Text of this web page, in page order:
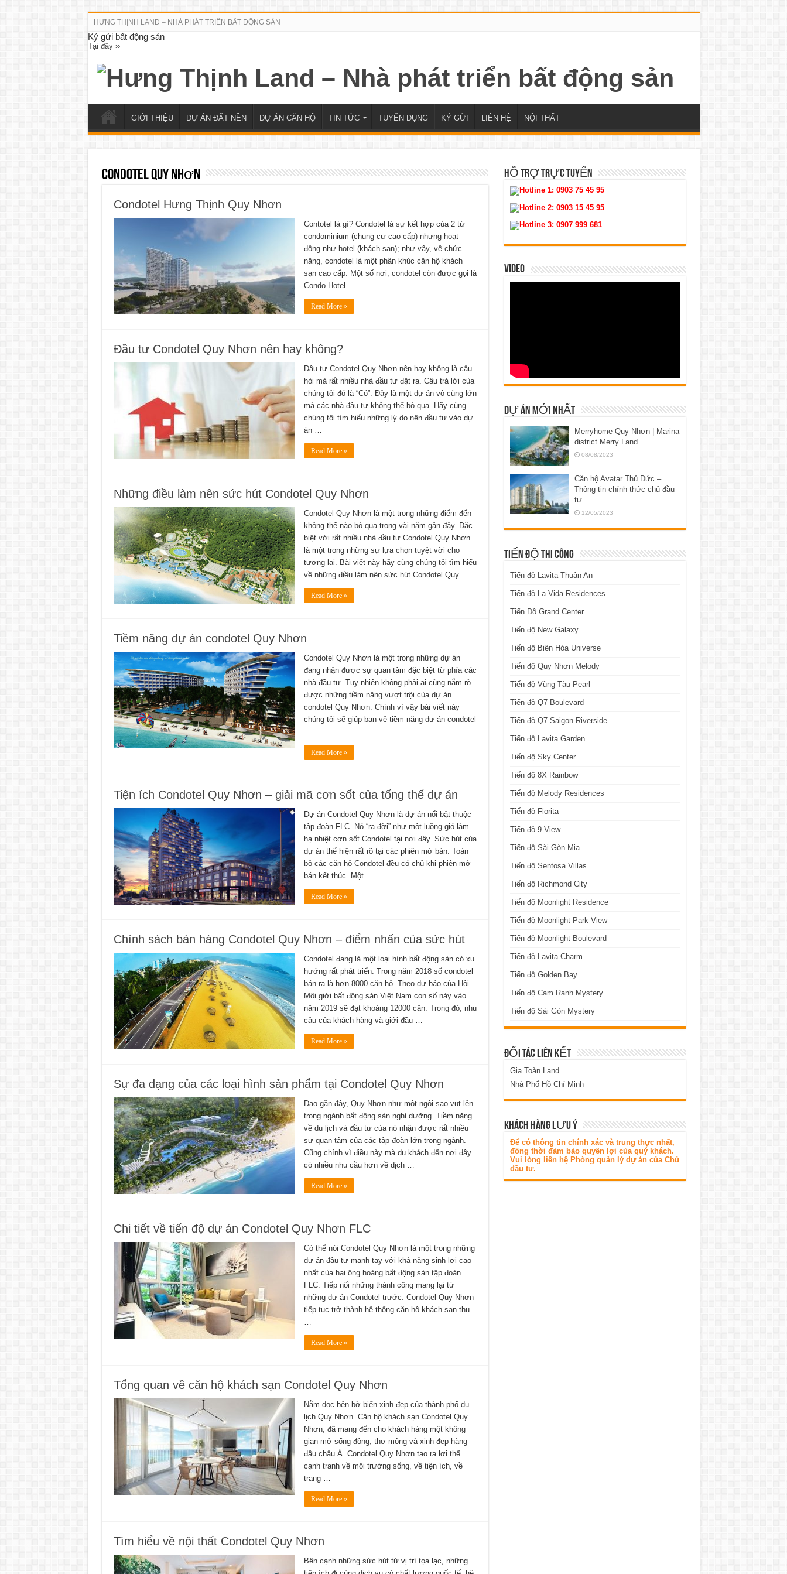
HƯNG THỊNH LAND – NHÀ PHÁT TRIỂN BẤT ĐỘNG SẢN
Ký gửi bất động sản
Tại đây ››
GIỚI THIỆU DỰ ÁN ĐẤT NỀN DỰ ÁN CĂN HỘ TIN TỨC TUYỂN DỤNG KÝ GỬI LIÊN HỆ NỘI THẤT
Condotel Quy Nhơn
Condotel Hưng Thịnh Quy Nhơn
Contotel là gì? Condotel là sự kết hợp của 2 từ
condominium (chung cư cao cấp) nhưng hoạt
động như hotel (khách sạn); như vậy, về chức
năng, condotel là một phân khúc căn hộ khách
sạn cao cấp. Một số nơi, condotel còn được gọi là
Condo Hotel.
Read More »
Đầu tư Condotel Quy Nhơn nên hay không?
Đầu tư Condotel Quy Nhơn nên hay không là câu
hỏi mà rất nhiều nhà đầu tư đặt ra. Câu trả lời của
chúng tôi đó là “Có”. Đây là một dự án vô cùng lớn
mà các nhà đầu tư không thể bỏ qua. Hãy cùng
chúng tôi tìm hiểu những lý do nên đầu tư vào dự
án …
Read More »
Những điều làm nên sức hút Condotel Quy Nhơn
Condotel Quy Nhơn là một trong những điểm đến
không thể nào bỏ qua trong vài năm gần đây. Đặc
biệt với rất nhiều nhà đầu tư Condotel Quy Nhơn
là một trong những sự lựa chọn tuyệt vời cho
tương lai. Bài viết này hãy cùng chúng tôi tìm hiểu
về những điều làm nên sức hút Condotel Quy …
Read More »
Tiềm năng dự án condotel Quy Nhơn
Condotel Quy Nhơn là một trong những dự án
đang nhận được sự quan tâm đặc biệt từ phía các
nhà đầu tư. Tuy nhiên không phải ai cũng nắm rõ
được những tiềm năng vượt trội của dự án
condotel Quy Nhơn. Chính vì vậy bài viết này
chúng tôi sẽ giúp bạn về tiềm năng dự án condotel
…
Read More »
Tiện ích Condotel Quy Nhơn – giải mã cơn sốt của tổng thể dự án
Dự án Condotel Quy Nhơn là dự án nổi bật thuộc
tập đoàn FLC. Nó “ra đời” như một luồng gió làm
hạ nhiệt cơn sốt Condotel tại nơi đây. Sức hút của
dự án thể hiện rất rõ tại các phiên mở bán. Toàn
bộ các căn hộ Condotel đều có chủ khi phiên mở
bán kết thúc. Một …
Read More »
Chính sách bán hàng Condotel Quy Nhơn – điểm nhấn của sức hút
Condotel đang là một loại hình bất động sản có xu
hướng rất phát triển. Trong năm 2018 số condotel
bán ra là hơn 8000 căn hộ. Theo dự báo của Hội
Môi giới bất động sản Việt Nam con số này vào
năm 2019 sẽ đạt khoảng 12000 căn. Trong đó, nhu
cầu của khách hàng và giới đầu …
Read More »
Sự đa dạng của các loại hình sản phẩm tại Condotel Quy Nhơn
Dạo gần đây, Quy Nhơn như một ngôi sao vụt lên
trong ngành bất động sản nghỉ dưỡng. Tiềm năng
về du lịch và đầu tư của nó nhận được rất nhiều
sự quan tâm của các tập đoàn lớn trong ngành.
Cũng chính vì điều này mà du khách đến nơi đây
có nhiều nhu cầu hơn về dịch …
Read More »
Chi tiết về tiến độ dự án Condotel Quy Nhơn FLC
Có thể nói Condotel Quy Nhơn là một trong những
dự án đầu tư mạnh tay với khả năng sinh lợi cao
nhất của hai ông hoàng bất động sản tập đoàn
FLC. Tiếp nối những thành công mang lại từ
những dự án Condotel trước. Condotel Quy Nhơn
tiếp tục trở thành hệ thống căn hộ khách sạn thu
…
Read More »
Tổng quan về căn hộ khách sạn Condotel Quy Nhơn
Nằm dọc bên bờ biển xinh đẹp của thành phố du
lịch Quy Nhơn. Căn hộ khách sạn Condotel Quy
Nhơn, đã mang đến cho khách hàng một không
gian mở sống động, thơ mộng và xinh đẹp hàng
đầu châu Á. Condotel Quy Nhơn tạo ra lợi thế
cạnh tranh về môi trường sống, về tiện ích, về
trang …
Read More »
Tìm hiểu về nội thất Condotel Quy Nhơn
Bên cạnh những sức hút từ vị trí tọa lạc, những
HỖ TRỢ TRỰC TUYẾN
Hotline 1: 0903 75 45 95
Hotline 2: 0903 15 45 95
Hotline 3: 0907 999 681
VIDEO
DỰ ÁN MỚI NHẤT
Merryhome Quy Nhơn | Marina
district Merry Land
08/08/2023
Căn hộ Avatar Thủ Đức –
Thông tin chính thức chủ đầu
tư
12/05/2023
TIẾN ĐỘ THI CÔNG
Tiến độ Lavita Thuận An
Tiến độ La Vida Residences
Tiến Độ Grand Center
Tiến độ New Galaxy
Tiến độ Biên Hòa Universe
Tiến độ Quy Nhơn Melody
Tiến độ Vũng Tàu Pearl
Tiến độ Q7 Boulevard
Tiến độ Q7 Saigon Riverside
Tiến độ Lavita Garden
Tiến độ Sky Center
Tiến độ 8X Rainbow
Tiến độ Melody Residences
Tiến độ Florita
Tiến độ 9 View
Tiến độ Sài Gòn Mia
Tiến độ Sentosa Villas
Tiến độ Richmond City
Tiến độ Moonlight Residence
Tiến độ Moonlight Park View
Tiến độ Moonlight Boulevard
Tiến độ Lavita Charm
Tiến độ Golden Bay
Tiến độ Cam Ranh Mystery
Tiến độ Sài Gòn Mystery
ĐỐI TÁC LIÊN KẾT
Gia Toàn Land
Nhà Phố Hồ Chí Minh
KHÁCH HÀNG LƯU Ý
Để có thông tin chính xác và trung thực nhất,
đồng thời đảm bảo quyền lợi của quý khách.
Vui lòng liên hệ Phòng quản lý dự án của Chủ
đầu tư.